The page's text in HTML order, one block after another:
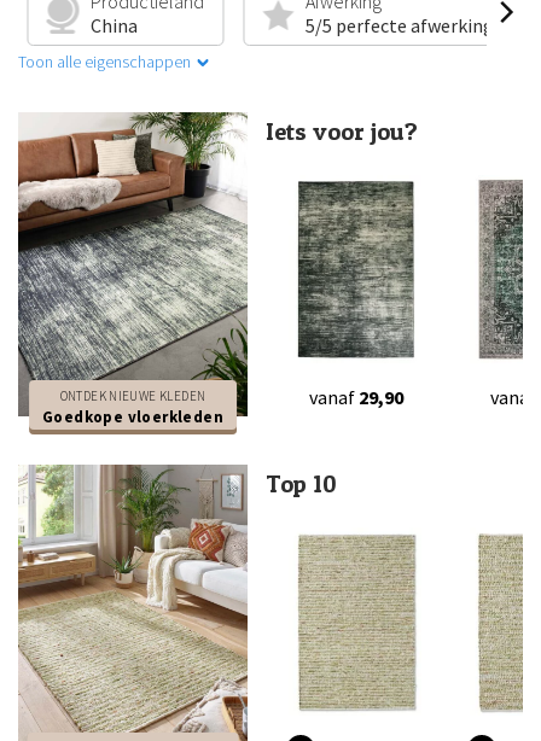
China
5/5 perfecte afwerking
Toon alle eigenschappen
ONTDEK NIEUWE KLEDEN
Goedkope vloerkleden
Iets voor jou?
vanaf 29,90 vanaf
Top 10